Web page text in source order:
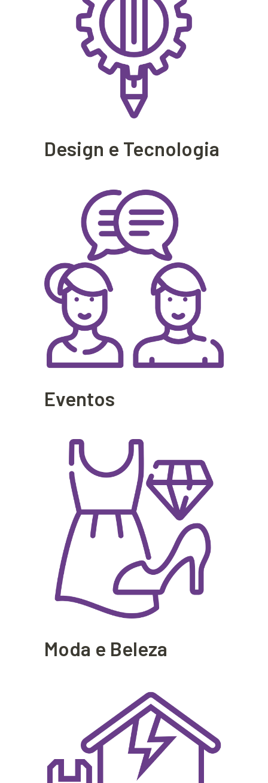
Design e Tecnologia
Eventos
Moda e Beleza